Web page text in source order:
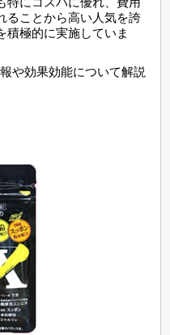
ることから高い人気を誇
積極的に実施していま
や効果効能について解説